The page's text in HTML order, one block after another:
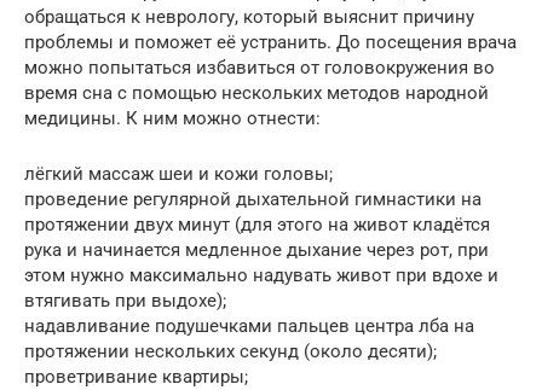
обращаться к неврологу, который выяснит причину
проблемы и поможет её устранить. До посещения врача
можно попытаться избавиться от головокружения во
время сна с помощью нескольких методов народной
медицины. К ним можно отнести:
лёгкий массаж шеи и кожи головы;
проведение регулярной дыхательной гимнастики на
протяжении двух минут (для этого на живот кладётся
рука и начинается медленное дыхание через рот, при
этом нужно максимально надувать живот при вдохе и
втягивать при выдохе);
надавливание подушечками пальцев центра лба на
протяжении нескольких секунд (около десяти);
проветривание квартиры;